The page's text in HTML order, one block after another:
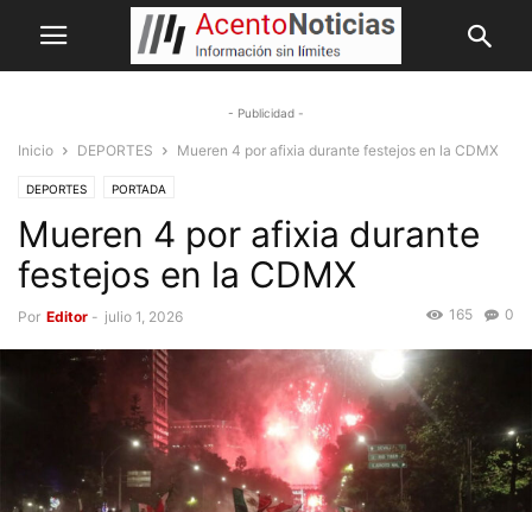
- Publicidad -
Inicio DEPORTES Mueren 4 por afixia durante festejos en la CDMX
DEPORTES PORTADA
Mueren 4 por afixia durante
festejos en la CDMX
Por Editor - julio 1, 2026 0
165